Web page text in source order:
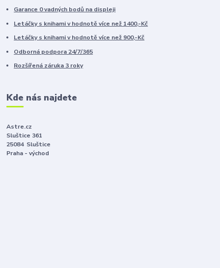
Garance 0 vadných bodů na displeji
Letáčky s knihami v hodnotě více než 1400,-Kč
Letáčky s knihami v hodnotě více než 900,-Kč
Odborná podpora 24/7/365
Rozšířená záruka 3 roky
Kde nás najdete
Astre.cz
Sluštice 361
25084 Sluštice
Praha - východ